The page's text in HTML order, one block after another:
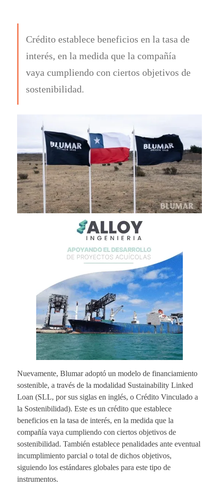
Crédito establece beneficios en la tasa de
interés, en la medida que la compañía
vaya cumpliendo con ciertos objetivos de
sostenibilidad.
Nuevamente, Blumar adoptó un modelo de financiamiento
sostenible, a través de la modalidad Sustainability Linked
Loan (SLL, por sus siglas en inglés, o Crédito Vinculado a
la Sostenibilidad). Este es un crédito que establece
beneficios en la tasa de interés, en la medida que la
compañía vaya cumpliendo con ciertos objetivos de
sostenibilidad. También establece penalidades ante eventual
incumplimiento parcial o total de dichos objetivos,
siguiendo los estándares globales para este tipo de
instrumentos.